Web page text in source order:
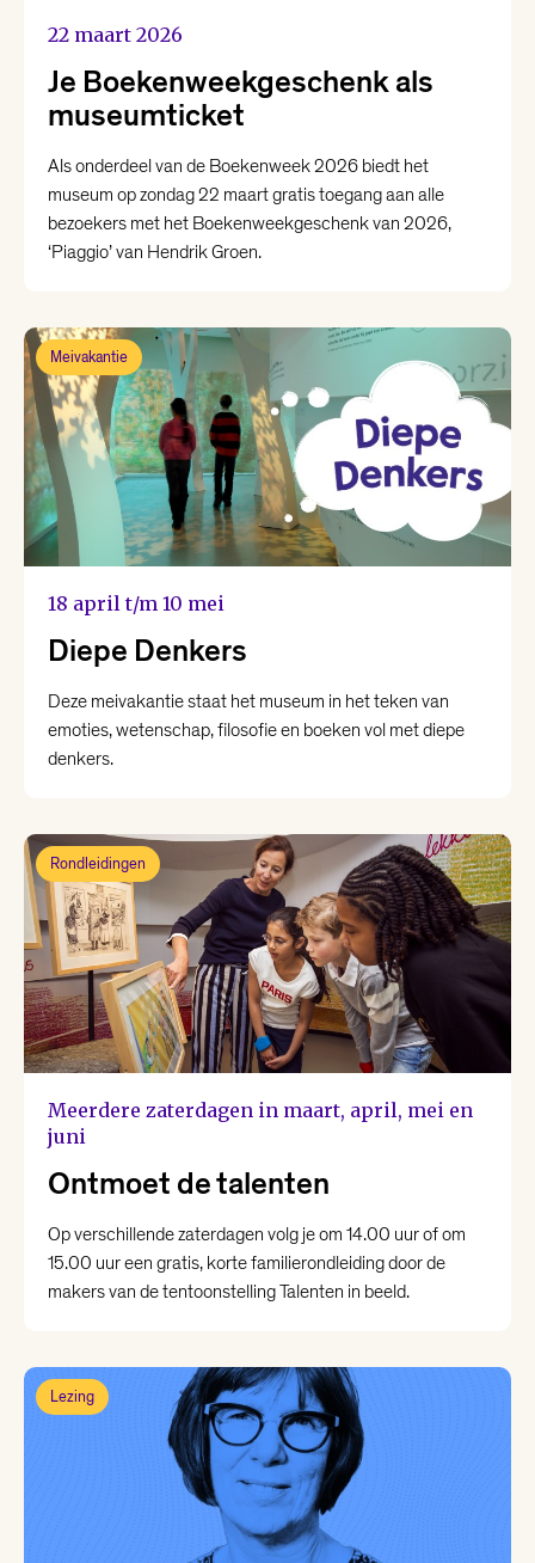
22 maart 2026
Je Boekenweekgeschenk als
museumticket
Als onderdeel van de Boekenweek 2026 biedt het
museum op zondag 22 maart gratis toegang aan alle
bezoekers met het Boekenweekgeschenk van 2026,
‘Piaggio’ van Hendrik Groen.
Meivakantie
18 april t/m 10 mei
Diepe Denkers
Deze meivakantie staat het museum in het teken van
emoties, wetenschap, filosofie en boeken vol met diepe
denkers.
Rondleidingen
Meerdere zaterdagen in maart, april, mei en
juni
Ontmoet de talenten
Op verschillende zaterdagen volg je om 14.00 uur of om
15.00 uur een gratis, korte familierondleiding door de
makers van de tentoonstelling Talenten in beeld.
Lezing